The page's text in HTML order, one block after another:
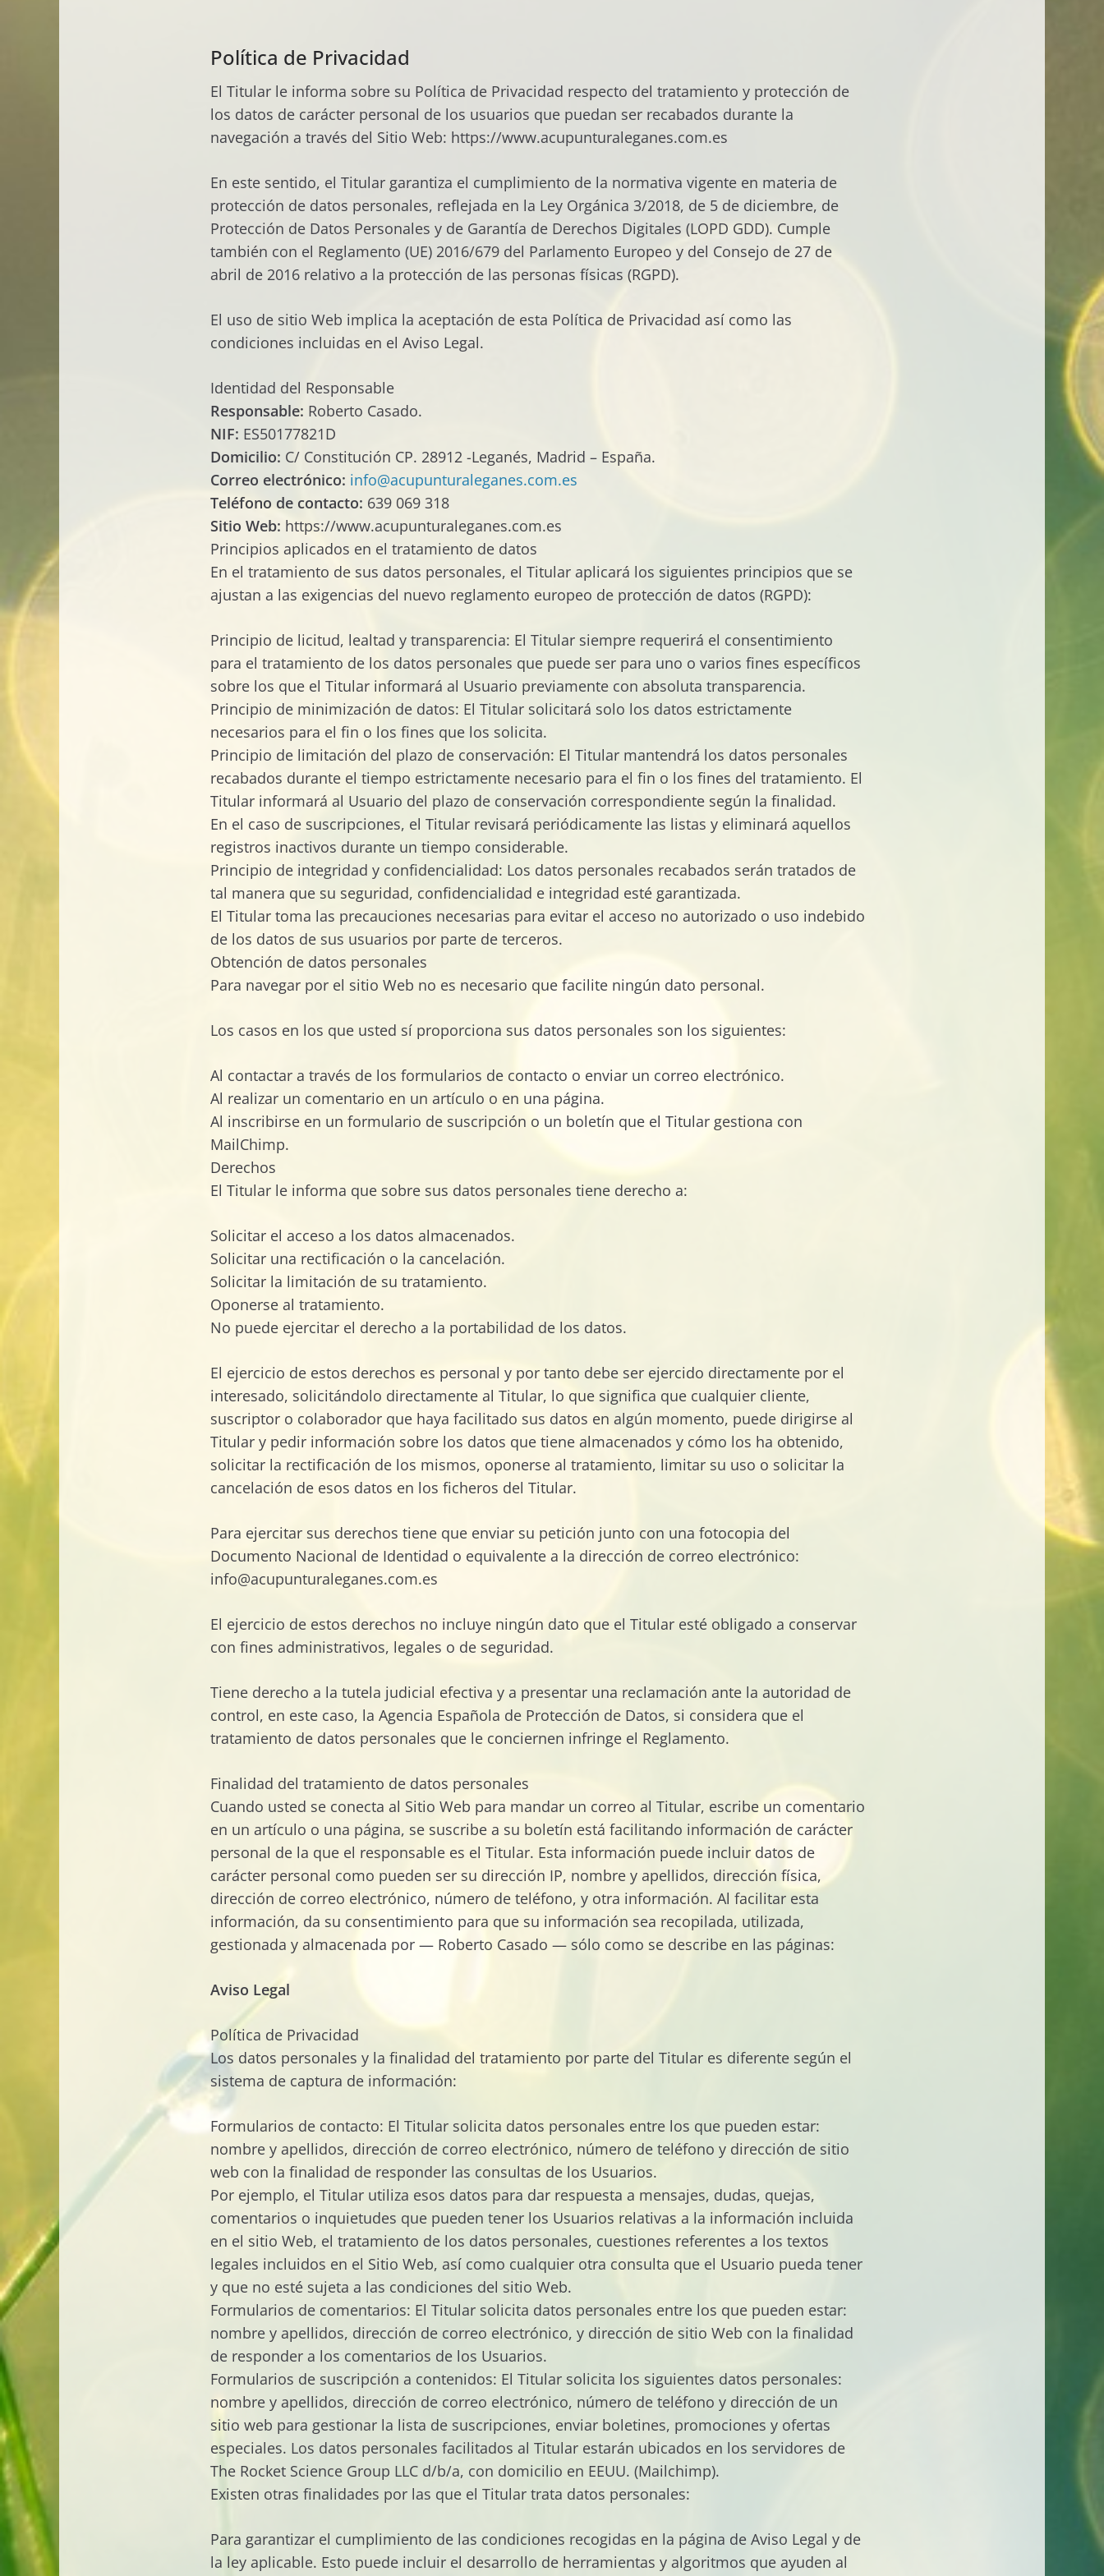
Política de Privacidad
El Titular le informa sobre su Política de Privacidad respecto del tratamiento y protección de
los datos de carácter personal de los usuarios que puedan ser recabados durante la
navegación a través del Sitio Web: https://www.acupunturaleganes.com.es
En este sentido, el Titular garantiza el cumplimiento de la normativa vigente en materia de
protección de datos personales, reflejada en la Ley Orgánica 3/2018, de 5 de diciembre, de
Protección de Datos Personales y de Garantía de Derechos Digitales (LOPD GDD). Cumple
también con el Reglamento (UE) 2016/679 del Parlamento Europeo y del Consejo de 27 de
abril de 2016 relativo a la protección de las personas físicas (RGPD).
El uso de sitio Web implica la aceptación de esta Política de Privacidad así como las
condiciones incluidas en el Aviso Legal.
Identidad del Responsable
Responsable: Roberto Casado.
NIF: ES50177821D
Domicilio: C/ Constitución CP. 28912 -Leganés, Madrid – España.
Correo electrónico: info@acupunturaleganes.com.es
Teléfono de contacto: 639 069 318
Sitio Web: https://www.acupunturaleganes.com.es
Principios aplicados en el tratamiento de datos
En el tratamiento de sus datos personales, el Titular aplicará los siguientes principios que se
ajustan a las exigencias del nuevo reglamento europeo de protección de datos (RGPD):
Principio de licitud, lealtad y transparencia: El Titular siempre requerirá el consentimiento
para el tratamiento de los datos personales que puede ser para uno o varios fines específicos
sobre los que el Titular informará al Usuario previamente con absoluta transparencia.
Principio de minimización de datos: El Titular solicitará solo los datos estrictamente
necesarios para el fin o los fines que los solicita.
Principio de limitación del plazo de conservación: El Titular mantendrá los datos personales
recabados durante el tiempo estrictamente necesario para el fin o los fines del tratamiento. El
Titular informará al Usuario del plazo de conservación correspondiente según la finalidad.
En el caso de suscripciones, el Titular revisará periódicamente las listas y eliminará aquellos
registros inactivos durante un tiempo considerable.
Principio de integridad y confidencialidad: Los datos personales recabados serán tratados de
tal manera que su seguridad, confidencialidad e integridad esté garantizada.
El Titular toma las precauciones necesarias para evitar el acceso no autorizado o uso indebido
de los datos de sus usuarios por parte de terceros.
Obtención de datos personales
Para navegar por el sitio Web no es necesario que facilite ningún dato personal.
Los casos en los que usted sí proporciona sus datos personales son los siguientes:
Al contactar a través de los formularios de contacto o enviar un correo electrónico.
Al realizar un comentario en un artículo o en una página.
Al inscribirse en un formulario de suscripción o un boletín que el Titular gestiona con
MailChimp.
Derechos
El Titular le informa que sobre sus datos personales tiene derecho a:
Solicitar el acceso a los datos almacenados.
Solicitar una rectificación o la cancelación.
Solicitar la limitación de su tratamiento.
Oponerse al tratamiento.
No puede ejercitar el derecho a la portabilidad de los datos.
El ejercicio de estos derechos es personal y por tanto debe ser ejercido directamente por el
interesado, solicitándolo directamente al Titular, lo que significa que cualquier cliente,
suscriptor o colaborador que haya facilitado sus datos en algún momento, puede dirigirse al
Titular y pedir información sobre los datos que tiene almacenados y cómo los ha obtenido,
solicitar la rectificación de los mismos, oponerse al tratamiento, limitar su uso o solicitar la
cancelación de esos datos en los ficheros del Titular.
Para ejercitar sus derechos tiene que enviar su petición junto con una fotocopia del
Documento Nacional de Identidad o equivalente a la dirección de correo electrónico:
info@acupunturaleganes.com.es
El ejercicio de estos derechos no incluye ningún dato que el Titular esté obligado a conservar
con fines administrativos, legales o de seguridad.
Tiene derecho a la tutela judicial efectiva y a presentar una reclamación ante la autoridad de
control, en este caso, la Agencia Española de Protección de Datos, si considera que el
tratamiento de datos personales que le conciernen infringe el Reglamento.
Finalidad del tratamiento de datos personales
Cuando usted se conecta al Sitio Web para mandar un correo al Titular, escribe un comentario
en un artículo o una página, se suscribe a su boletín está facilitando información de carácter
personal de la que el responsable es el Titular. Esta información puede incluir datos de
carácter personal como pueden ser su dirección IP, nombre y apellidos, dirección física,
dirección de correo electrónico, número de teléfono, y otra información. Al facilitar esta
información, da su consentimiento para que su información sea recopilada, utilizada,
gestionada y almacenada por — Roberto Casado — sólo como se describe en las páginas:
Aviso Legal
Política de Privacidad
Los datos personales y la finalidad del tratamiento por parte del Titular es diferente según el
sistema de captura de información:
Formularios de contacto: El Titular solicita datos personales entre los que pueden estar:
nombre y apellidos, dirección de correo electrónico, número de teléfono y dirección de sitio
web con la finalidad de responder las consultas de los Usuarios.
Por ejemplo, el Titular utiliza esos datos para dar respuesta a mensajes, dudas, quejas,
comentarios o inquietudes que pueden tener los Usuarios relativas a la información incluida
en el sitio Web, el tratamiento de los datos personales, cuestiones referentes a los textos
legales incluidos en el Sitio Web, así como cualquier otra consulta que el Usuario pueda tener
y que no esté sujeta a las condiciones del sitio Web.
Formularios de comentarios: El Titular solicita datos personales entre los que pueden estar:
nombre y apellidos, dirección de correo electrónico, y dirección de sitio Web con la finalidad
de responder a los comentarios de los Usuarios.
Formularios de suscripción a contenidos: El Titular solicita los siguientes datos personales:
nombre y apellidos, dirección de correo electrónico, número de teléfono y dirección de un
sitio web para gestionar la lista de suscripciones, enviar boletines, promociones y ofertas
especiales. Los datos personales facilitados al Titular estarán ubicados en los servidores de
The Rocket Science Group LLC d/b/a, con domicilio en EEUU. (Mailchimp).
Existen otras finalidades por las que el Titular trata datos personales:
Para garantizar el cumplimiento de las condiciones recogidas en la página de Aviso Legal y de
la ley aplicable. Esto puede incluir el desarrollo de herramientas y algoritmos que ayuden al